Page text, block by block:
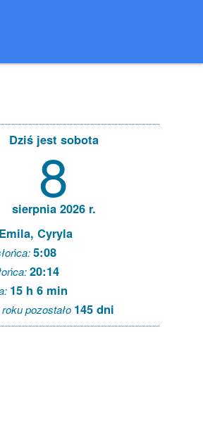
Dziś jest sobota
8
sierpnia 2026 r.
Emila, Cyryla
5:08
20:14
15 h 6 min
pozostało 145 dni